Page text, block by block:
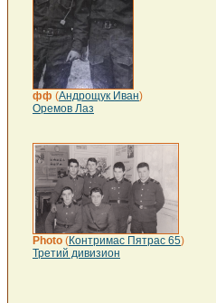
фф (Андрощук Иван)
Оремов Лаз
Photo (Контримас Пятрас 65)
Третий дивизион